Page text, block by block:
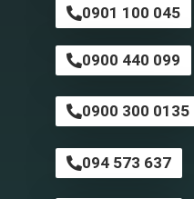
0901 100 045
0900 440 099
0900 300 0135
094 573 637